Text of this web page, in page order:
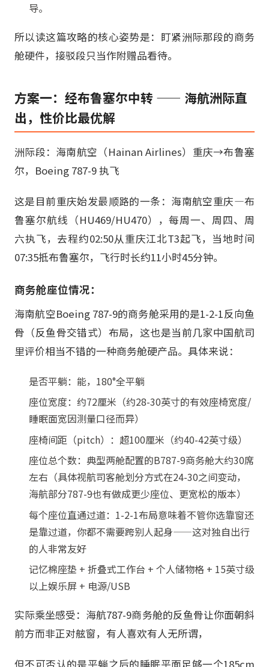
导。
所以读这篇攻略的核心姿势是：盯紧洲际那段的商务
舱硬件，接驳段只当作附赠品看待。
方案一：经布鲁塞尔中转 —— 海航洲际直
出，性价比最优解
洲际段：海南航空（Hainan Airlines）重庆→布鲁塞
尔，Boeing 787-9 执飞
这是目前重庆始发最顺路的一条：海南航空重庆—布
鲁塞尔航线（HU469/HU470），每周一、周四、周
六执飞，去程约02:50从重庆江北T3起飞，当地时间
07:35抵布鲁塞尔，飞行时长约11小时45分钟。
商务舱座位情况：
海南航空Boeing 787-9的商务舱采用的是1-2-1反向鱼
骨（反鱼骨交错式）布局，这也是当前几家中国航司
里评价相当不错的一种商务舱硬产品。具体来说：
是否平躺：能，180°全平躺
座位宽度：约72厘米（约28-30英寸的有效座椅宽度/
睡眠面宽因测量口径而异）
座椅间距（pitch）：超100厘米（约40-42英寸级）
座位总个数：典型两舱配置的B787-9商务舱大约30席
左右（具体视航司客舱划分方式在24-30之间变动，
海航部分787-9也有做成更少座位、更宽松的版本）
每个座位直通过道：1-2-1布局意味着不管你选靠窗还
是靠过道，你都不需要跨别人起身——这对独自出行
的人非常友好
记忆棉座垫 + 折叠式工作台 + 个人储物格 + 15英寸级
以上娱乐屏 + 电源/USB
实际乘坐感受：海航787-9商务舱的反鱼骨让你面朝斜
前方而非正对舷窗，有人喜欢有人无所谓，